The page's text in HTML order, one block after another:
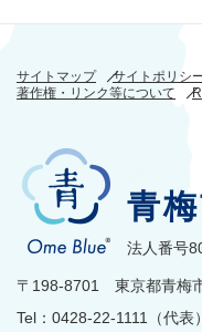
サイトマップ サイトポリシ
著作権・リンク等について
青
法人番号
〒198-8701 東京都青梅
Tel：0428-22-1111（代